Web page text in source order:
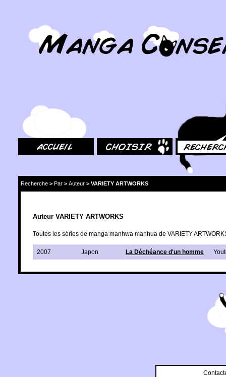
Recherche > Par > Auteur > VARIETY ARTWORKS
Auteur VARIETY ARTWORKS
Toutes les séries de manga manhwa manhua de VARIETY
2007 Japon La Déchéance d'un homme